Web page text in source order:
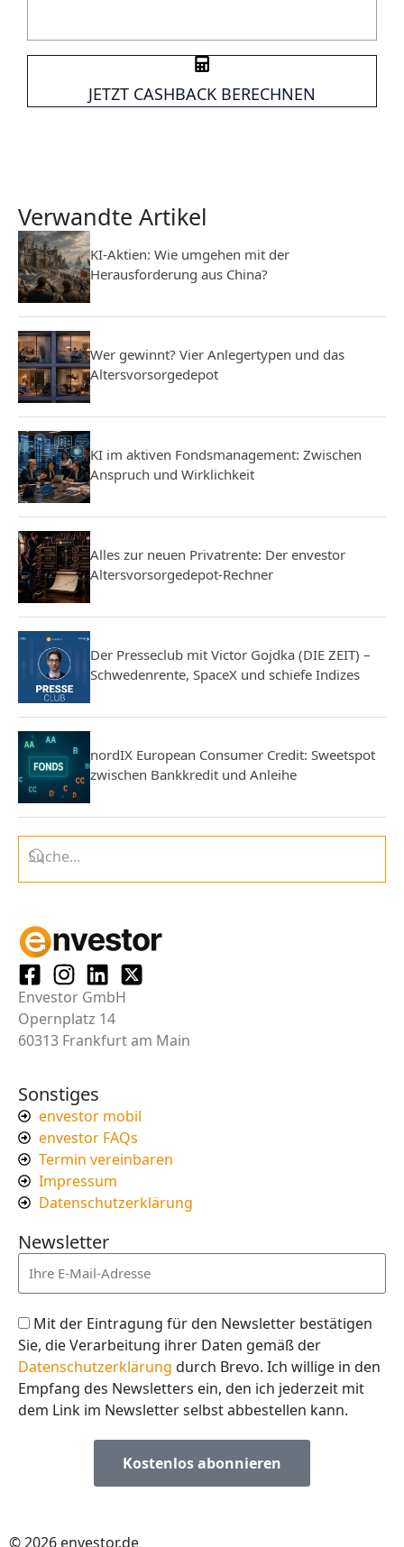
JETZT CASHBACK BERECHNEN
Verwandte Artikel
KI-Aktien: Wie umgehen mit der
Herausforderung aus China?
Wer gewinnt? Vier Anlegertypen und das
Altersvorsorgedepot
KI im aktiven Fondsmanagement: Zwischen
Anspruch und Wirklichkeit
Alles zur neuen Privatrente: Der envestor
Altersvorsorgedepot-Rechner
Der Presseclub mit Victor Gojdka (DIE ZEIT) –
Schwedenrente, SpaceX und schiefe Indizes
nordIX European Consumer Credit: Sweetspot
zwischen Bankkredit und Anleihe
Envestor GmbH
Opernplatz 14
60313 Frankfurt am Main
Sonstiges
envestor mobil
envestor FAQs
Termin vereinbaren
Impressum
Datenschutzerklärung
Newsletter
Mit der Eintragung für den Newsletter bestätigen
Sie, die Verarbeitung ihrer Daten gemäß der
Datenschutzerklärung durch Brevo. Ich willige in den
Empfang des Newsletters ein, den ich jederzeit mit
dem Link im Newsletter selbst abbestellen kann.
Kostenlos abonnieren
© 2026 envestor.de